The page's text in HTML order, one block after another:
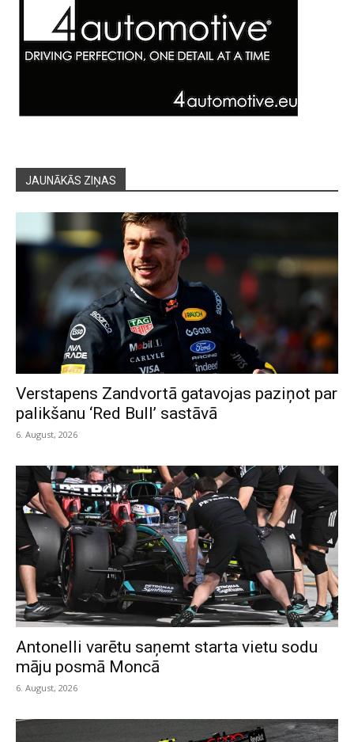
JAUNĀKĀS ZIŅAS
Verstapens Zandvortā gatavojas paziņot par
palikšanu ‘Red Bull’ sastāvā
6. August, 2026
Antonelli varētu saņemt starta vietu sodu
māju posmā Moncā
6. August, 2026